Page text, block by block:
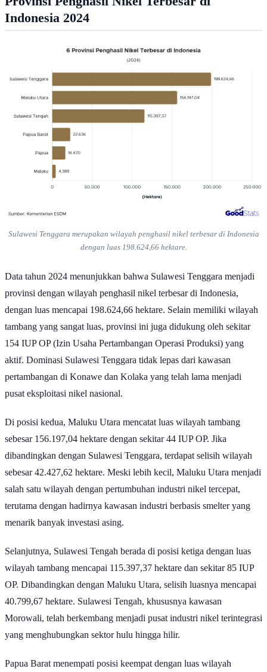
Ilustrasi Tambang Nikel | Karl Gerber/pexels.com
Indonesia merupakan salah satu negara dengan komoditas tambang
yang besar. Salah satu produksi tambang tersebut adalah nikel.
Berdasarkan berbagai laporan industri dan kajian kebijakan,
Indonesia menyumbang lebih dari 40% produksi nikel dunia dalam
beberapa tahun terakhir. Angka ini menempatkan Indonesia sebagai
produsen nikel terbesar di dunia, melampaui negara-negara lain
seperti Filipina dan Rusia.
Lonjakan produksi ini tidak terlepas dari besarnya cadangan nikel
yang tersebar di berbagai wilayah, terutama di kawasan timur
Indonesia. Selain itu, kebijakan hilirisasi yang terus didorong
baik untuk kebutuhan industri baja tahan karat maupun baterai
Lalu, provinsi mana saja yang memiliki wilayah penghasil nikel
terbesar di Indonesia pada tahun 2024?
Baca Juga:Indonesia Punya Cadangan Nikel Terbesar di Dunia
Provinsi Penghasil Nikel Terbesar di
Indonesia 2024
Sulawesi Tenggara merupakan wilayah penghasil nikel terbesar di Indonesia
dengan luas 198.624,66 hektare.
provinsi dengan wilayah penghasil nikel terbesar di Indonesia,